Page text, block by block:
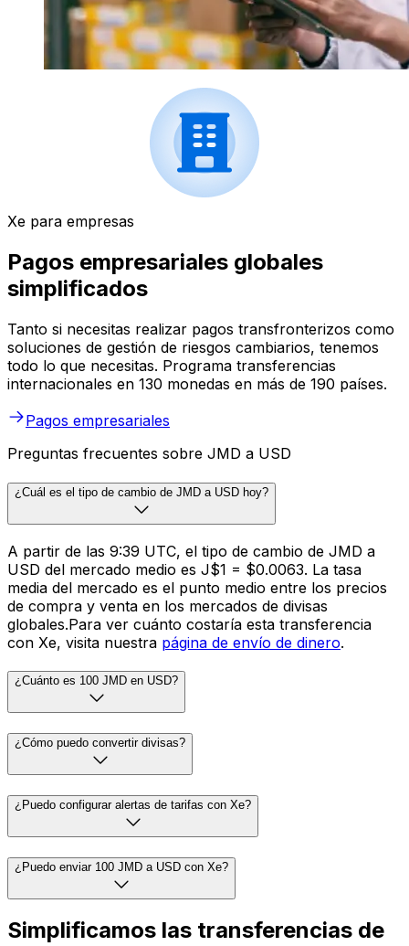
Xe para empresas
Pagos empresariales globales
simplificados
Tanto si necesitas realizar pagos transfronterizos como
soluciones de gestión de riesgos cambiarios, tenemos
todo lo que necesitas. Programa transferencias
internacionales en 130 monedas en más de 190 países.
Pagos empresariales
Preguntas frecuentes sobre JMD a USD
¿Cuál es el tipo de cambio de JMD a USD hoy?
A partir de las 9:39 UTC, el tipo de cambio de JMD a
USD del mercado medio es J$1 = $0.0063. La tasa
media del mercado es el punto medio entre los precios
de compra y venta en los mercados de divisas
globales.Para ver cuánto costaría esta transferencia
con Xe, visita nuestra página de envío de dinero.
¿Cuánto es 100 JMD en USD?
¿Cómo puedo convertir divisas?
¿Puedo configurar alertas de tarifas con Xe?
¿Puedo enviar 100 JMD a USD con Xe?
Simplificamos las transferencias de